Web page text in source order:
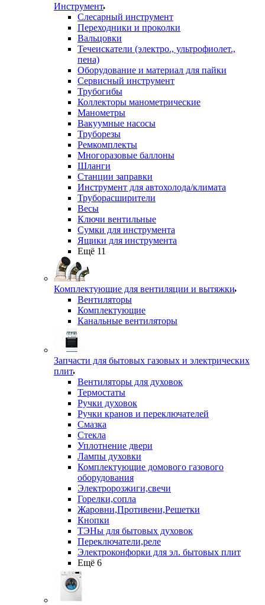
Инструмент
Слесарный инструмент
Переходники и проколки
Вальцовки
Течеискатели (электро., ультрофиолет.,
пена)
Оборудование и материал для пайки
Сервисный инструмент
Трубогибы
Коллекторы манометрические
Манометры
Вакуумные насосы
Труборезы
Ремкомплекты
Многоразовые баллоны
Шланги
Станции заправки
Инструмент для автохолода/климата
Труборасширители
Весы
Ключи вентильные
Сумки для инструмента
Ящики для инструмента
Ещё 11
Комплектующие для вентиляции и вытяжки
Вентиляторы
Комплектующие
Канальные вентиляторы
Запчасти для бытовых газовых и электрических
плит
Вентиляторы для духовок
Термостаты
Ручки духовок
Ручки кранов и переключателей
Смазка
Стекла
Уплотнение двери
Лампы духовки
Комплектующие домового газового
оборудования
Электророзжиги,свечи
Горелки,сопла
Жаровни,Противени,Решетки
Кнопки
ТЭНы для бытовых духовок
Переключатели,реле
Электроконфорки для эл. бытовых плит
Ещё 6